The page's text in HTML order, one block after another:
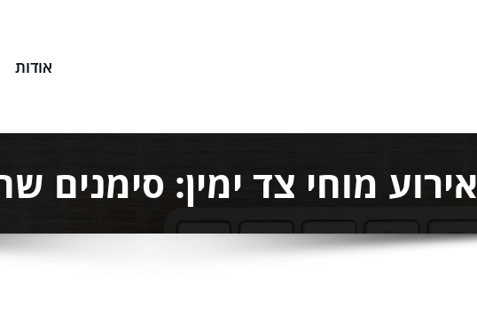
אודות
אירוע מוחי צד ימין: סימנים